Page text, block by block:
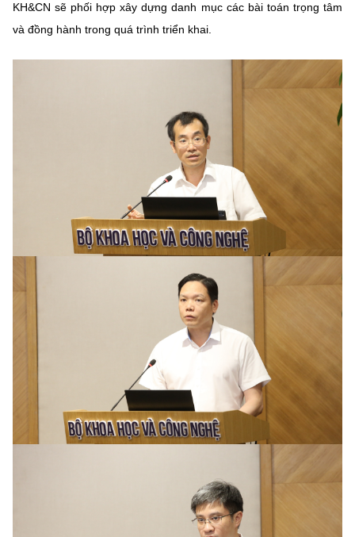
KH&CN sẽ phối hợp xây dựng danh mục các bài toán trọng tâm
và đồng hành trong quá trình triển khai.